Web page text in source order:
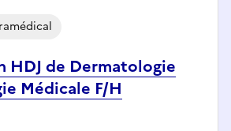
HDJ de Dermatologie
Médicale F/H